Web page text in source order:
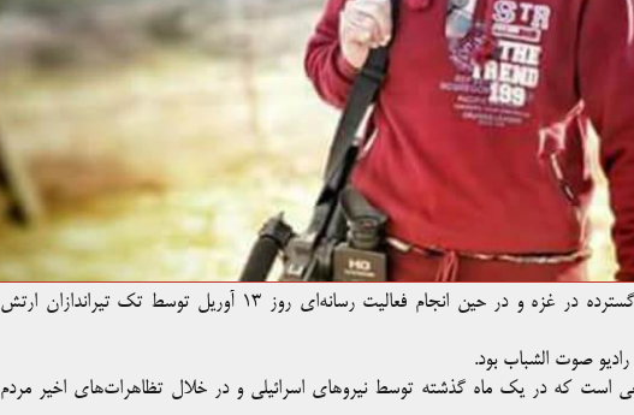
احمد ابو حسین عکاس خبری در جریان تظاهرات گسترده در غزه و در حین انجام فعالیت رسانه‌ای روز ۱۳ آوریل توسط تک تیراندازان ارتش
است که در یک ماه گذشته توسط نیروهای اسرائیلی و در خلال تظاهرات‌های اخیر مردم